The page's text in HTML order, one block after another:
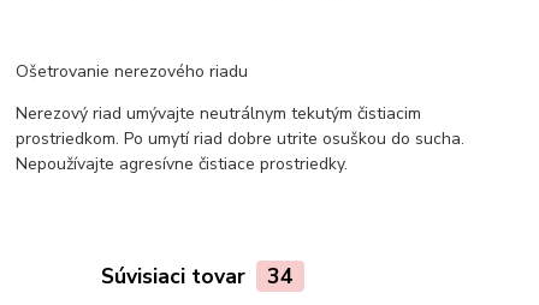
Ošetrovanie nerezového riadu
Nerezový riad umývajte neutrálnym tekutým čistiacim
prostriedkom. Po umytí riad dobre utrite osuškou do sucha.
Nepoužívajte agresívne čistiace prostriedky.
Súvisiaci tovar 34